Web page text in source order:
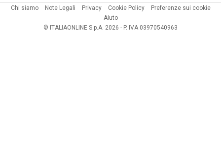
Chi siamo Note Legali Privacy Cookie Policy
Preferenze sui cookie
Aiuto
© ITALIAONLINE S.p.A. 2026 - P. IVA 03970540963